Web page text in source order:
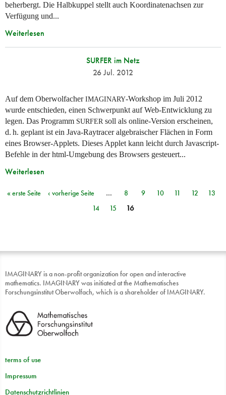
beherbergt. Die Halbkuppel stellt auch Koordinatenachsen zur
Verfügung und...
Weiterlesen
SURFER im Netz
26 Jul. 2012
Auf dem OberwolfacherIMAGINARY-Workshop im Juli 2012
wurde entschieden, einen Schwerpunkt auf Web-Entwicklung zu
legen. Das Programm SURFERsoll als online-Version erscheinen,
d. h. geplant ist ein Java-Raytracer algebraischer Flächen in Form
eines Browser-Applets. Dieses Applet kann leicht durch Javascript-
Befehle in der html-Umgebung des Browsers gesteuert...
Weiterlesen
Seiten
« erste Seite ‹ vorherige Seite … 8 9 10 11 12
13
14
15 16
IMAGINARY is a non-profit organization for open and interactive
mathematics. IMAGINARY was initiated at the Mathematisches
Forschungsinstitut Oberwolfach, which is a shareholder of IMAGINARY.
terms of use
Impressum
Datenschutzrichtlinien